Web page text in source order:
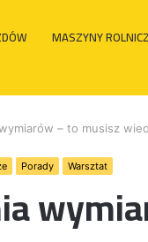
MASZYNY
– to musisz
Porady Warsztat